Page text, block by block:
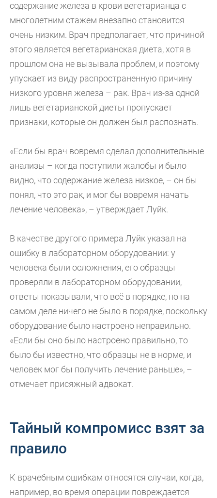
содержание железа в крови вегетарианца с
многолетним стажем внезапно становится
очень низким. Врач предполагает, что причиной
этого является вегетарианская диета, хотя в
прошлом она не вызывала проблем, и поэтому
упускает из виду распространенную причину
низкого уровня железа – рак. Врач из-за одной
лишь вегетарианской диеты пропускает
признаки, которые он должен был распознать.
«Если бы врач вовремя сделал дополнительные
анализы – когда поступили жалобы и было
видно, что содержание железа низкое, – он бы
понял, что это рак, и мог бы вовремя начать
лечение человека», – утверждает Луйк.
В качестве другого примера Луйк указал на
ошибку в лабораторном оборудовании: у
человека были осложнения, его образцы
проверяли в лабораторном оборудовании,
ответы показывали, что всё в порядке, но на
самом деле ничего не было в порядке, поскольку
оборудование было настроено неправильно.
«Если бы оно было настроено правильно, то
было бы известно, что образцы не в норме, и
человек мог бы получить лечение раньше», –
отмечает присяжный адвокат.
Тайный компромисс взят за
правило
К врачебным ошибкам относятся случаи, когда,
например, во время операции повреждается